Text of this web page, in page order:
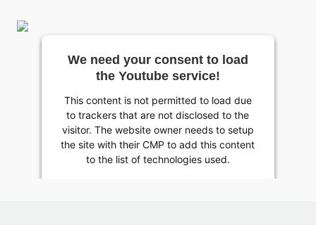
We need your consent to load
the Youtube service!
This content is not permitted to load due
to trackers that are not disclosed to the
visitor. The website owner needs to setup
the site with their CMP to add this content
to the list of technologies used.